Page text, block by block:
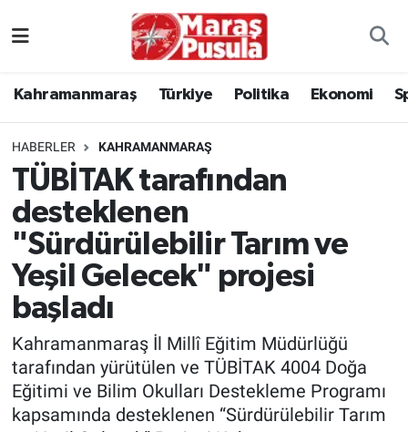
Kahramanmaraş Türkiye Politika Ekonomi
HABERLER KAHRAMANMARAŞ
TÜBİTAK tarafından
desteklenen
"Sürdürülebilir Tarım ve
Yeşil Gelecek" projesi
başladı
Kahramanmaraş İl Millî Eğitim Müdürlüğü
tarafından yürütülen ve TÜBİTAK 4004 Doğa
Eğitimi ve Bilim Okulları Destekleme Programı
kapsamında desteklenen “Sürdürülebilir Tarım
Türkiye
Politika
Ekonomi
Spor
Kültür Sanat
Sağlık
İstanbul Namaz Vakitleri
İstanbul Trafik Yoğunluk Haritası
Süper Lig Puan Durumu ve Fikstür
Tüm Manşetler
Son Dakika Haberleri
Haber Arşivi